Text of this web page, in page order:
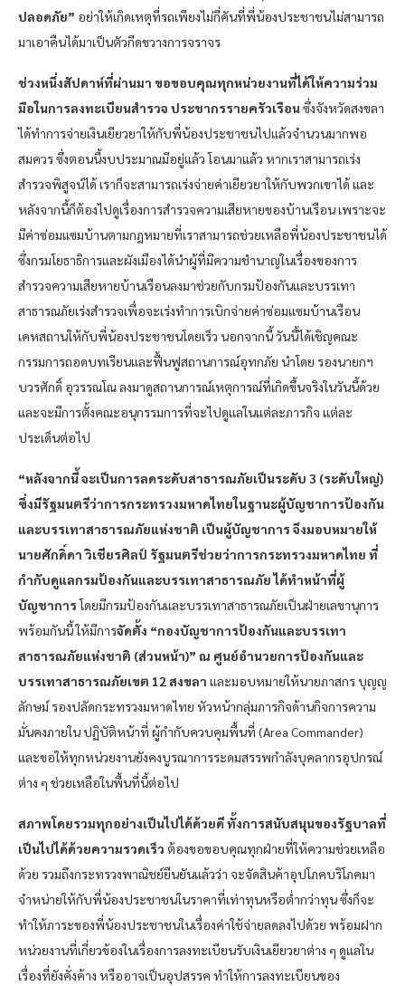
ปลอดภัย” อย่าให้เกิดเหตุที่รถเพียงไม่กี่คันที่พี่น้องประชาชนไม่สามารถ
มาเอาคืนได้มาเป็นตัวกีดขวางการจราจร
ช่วงหนึ่งสัปดาห์ที่ผ่านมา ขอขอบคุณทุกหน่วยงานที่ได้ให้ความร่วม
มือในการลงทะเบียนสำรวจ ประชากรรายครัวเรือนซึ่งจังหวัดสงขลา
ได้ทำการจ่ายเงินเยียวยาให้กับพี่น้องประชาชนไปแล้วจำนวนมากพอ
สมควร ซึ่งตอนนี้งบประมาณมีอยู่แล้ว โอนมาแล้ว หากเราสามารถเร่ง
สำรวจพิสูจน์ได้ เราก็จะสามารถเร่งจ่ายค่าเยียวยาให้กับพวกเขาได้ และ
หลังจากนี้ก็ต้องไปดูเรื่องการสำรวจความเสียหายของบ้านเรือน เพราะจะ
มีค่าซ่อมแซมบ้านตามกฎหมายที่เราสามารถช่วยเหลือพี่น้องประชาชนได้
ซึ่งกรมโยธาธิการและผังเมืองได้นำผู้ที่มีความชำนาญในเรื่องของการ
สำรวจความเสียหายบ้านเรือนลงมาช่วยกับกรมป้องกันและบรรเทา
สาธารณภัยเร่งสำรวจเพื่อจะเร่งทำการเบิกจ่ายค่าซ่อมแซมบ้านเรือน
เคหสถานให้กับพี่น้องประชาชนโดยเร็ว นอกจากนี้ วันนี้ได้เชิญคณะ
กรรมการถอดบทเรียนและฟื้นฟูสถานการณ์อุทกภัย นำโดย รองนายกฯ
บวรศักดิ์ อุวรรณโณ ลงมาดูสถานการณ์เหตุการณ์ที่เกิดขึ้นจริงในวันนี้ด้วย
และจะมีการตั้งคณะอนุกรรมการที่จะไปดูแลในแต่ละภารกิจ แต่ละ
ประเด็นต่อไป
“หลังจากนี้ จะเป็นการลดระดับสาธารณภัยเป็นระดับ 3 (ระดับใหญ่)
ซึ่งมีรัฐมนตรีว่าการกระทรวงมหาดไทยในฐานะผู้บัญชาการป้องกัน
และบรรเทาสาธารณภัยแห่งชาติ เป็นผู้บัญชาการ จึงมอบหมายให้
นายศักดิ์ดา วิเชียรศิลป์ รัฐมนตรีช่วยว่าการกระทรวงมหาดไทย ที่
กำกับดูแลกรมป้องกันและบรรเทาสาธารณภัย ได้ทำหน้าที่ผู้
บัญชาการโดยมีกรมป้องกันและบรรเทาสาธารณภัยเป็นฝ่ายเลขานุการ
พร้อมกันนี้ ให้มีการจัดตั้ง “กองบัญชาการป้องกันและบรรเทา
สาธารณภัยแห่งชาติ (ส่วนหน้า)” ณ ศูนย์อำนวยการป้องกันและ
บรรเทาสาธารณภัยเขต 12 สงขลา และมอบหมายให้นายภาสกร บุญญ
ลักษม์ รองปลัดกระทรวงมหาดไทย หัวหน้ากลุ่มภารกิจด้านกิจการความ
มั่นคงภายใน ปฏิบัติหน้าที่ ผู้กํากับควบคุมพื้นที่ (Area Commander)
และขอให้ทุกหน่วยงานยังคงบูรณาการระดมสรรพกำลังบุคลากรอุปกรณ์
ต่าง ๆ ช่วยเหลือในพื้นที่นี้ต่อไป
สภาพโดยรวมทุกอย่างเป็นไปได้ด้วยดี ทั้งการสนับสนุนของรัฐบาลที่
เป็นไปได้ด้วยความรวดเร็ว ต้องขอขอบคุณทุกฝ่ายที่ให้ความช่วยเหลือ
ด้วย รวมถึงกระทรวงพาณิชย์ยืนยันแล้วว่า จะจัดสินค้าอุปโภคบริโภคมา
จำหน่ายให้กับพี่น้องประชาชนในราคาที่เท่าทุนหรือต่ำกว่าทุน ซึ่งก็จะ
ทำให้ภาระของพี่น้องประชาชนในเรื่องค่าใช้จ่ายลดลงไปด้วย พร้อมฝาก
หน่วยงานที่เกี่ยวข้องในเรื่องการลงทะเบียนรับเงินเยียวยาต่าง ๆ ดูแลใน
เรื่องที่ยังคั่งค้าง หรืออาจเป็นอุปสรรค ทำให้การลงทะเบียนของ